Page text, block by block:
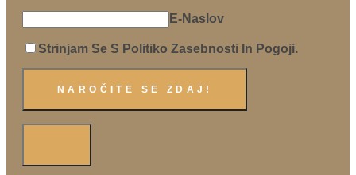
E-Naslov
Strinjam Se S Politiko Zasebnosti In Pogoji.